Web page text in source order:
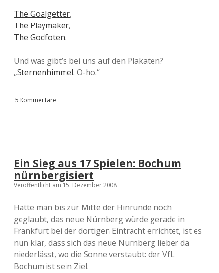
The Goalgetter,
The Playmaker,
The Godfoten.
Und was gibt’s bei uns auf den Plakaten?
„Sternenhimmel. O-ho.“
5 Kommentare
Ein Sieg aus 17 Spielen: Bochum
nürnbergisiert
Veröffentlicht am 15. Dezember 2008
Hatte man bis zur Mitte der Hinrunde noch
geglaubt, das neue Nürnberg würde gerade in
Frankfurt bei der dortigen Eintracht errichtet, ist es
nun klar, dass sich das neue Nürnberg lieber da
niederlässt, wo die Sonne verstaubt: der VfL
Bochum ist sein Ziel.